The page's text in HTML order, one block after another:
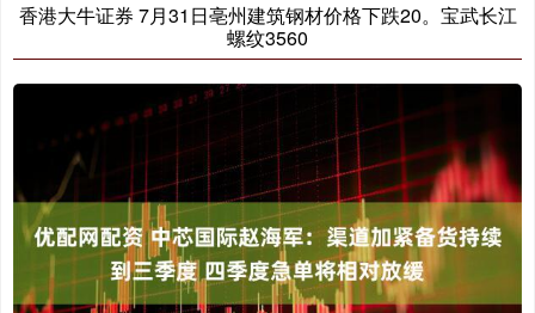
香港大牛证券 7月31日亳州建筑钢材价格下跌20。宝武长江
螺纹3560